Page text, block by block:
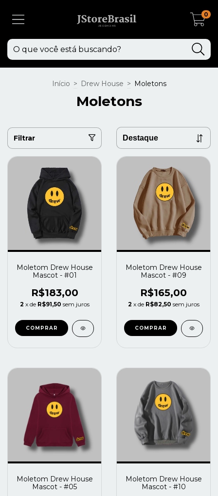
0
Início > Drew House > Moletons
Moletons
Filtrar
Moletom Drew House
Mascot - #01
R$183,00
2 x de R$91,50 sem juros
COMPRAR
Moletom Drew House
Mascot - #09
R$165,00
2 x de R$82,50 sem juros
COMPRAR
Moletom Drew House
Mascot - #05
Moletom Drew House
Mascot - #10